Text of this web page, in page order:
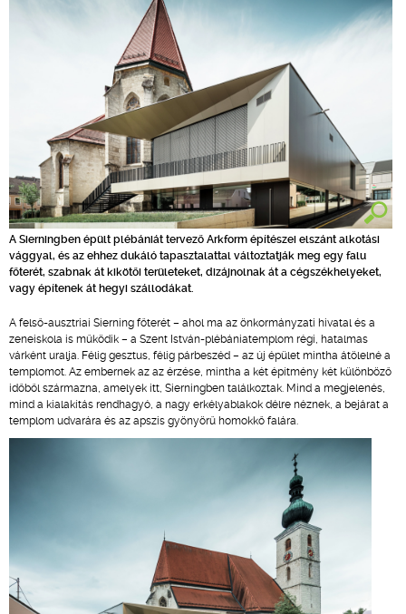
A Sierningben épült plébániát tervező Arkform építészei elszánt alkotási
vággyal, és az ehhez dukáló tapasztalattal változtatják meg egy falu
főterét, szabnak át kikötői területeket, dizájnolnak át a cégszékhelyeket,
vagy építenek át hegyi szállodákat.
A felső-ausztriai Sierning főterét – ahol ma az önkormányzati hivatal és a
zeneiskola is működik – a Szent István-plébániatemplom régi, hatalmas
várként uralja. Félig gesztus, félig párbeszéd – az új épület mintha átölelné a
templomot. Az embernek az az érzése, mintha a két építmény két különböző
időből származna, amelyek itt, Sierningben találkoztak. Mind a megjelenés,
mind a kialakítás rendhagyó, a nagy erkélyablakok délre néznek, a bejárat a
templom udvarára és az apszis gyönyörű homokkő falára.